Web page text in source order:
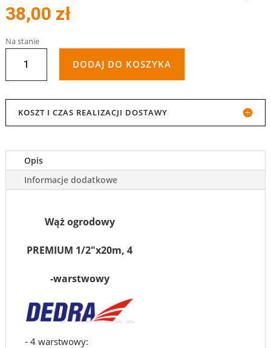
38,00 zł
Na stanie
ILOŚĆ
WĄŻ
OGRODOWY
PREMIUM
1/2"X20M,
4
-
WARSTWOWY
DODAJ DO KOSZYKA
KOSZT I CZAS REALIZACJI DOSTAWY
Opis
Informacje dodatkowe
Wąż ogrodowy
PREMIUM 1/2"x20m, 4
-warstwowy
- 4 warstwowy: